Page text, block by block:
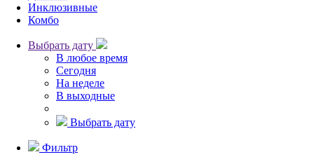
Инклюзивные
Комбо
Выбрать дату
В любое время
Сегодня
На неделе
В выходные
Выбрать дату
Фильтр